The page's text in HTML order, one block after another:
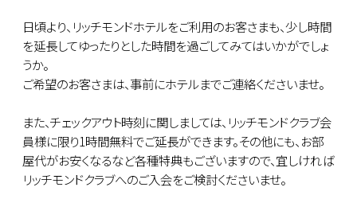
日頃より、リッチモンドホテルをご利用のお客さまも、少し時間
を延長してゆったりとした時間を過ごしてみてはいかがでしょ
うか。
ご希望のお客さまは、事前にホテルまでご連絡くださいませ。
また、チェックアウト時刻に関しましては、リッチモンドクラブ会
員様に限り1時間無料でご延長ができます。その他にも、お部
屋代がお安くなるなど各種特典もございますので、宜しければ
リッチモンドクラブへのご入会をご検討くださいませ。